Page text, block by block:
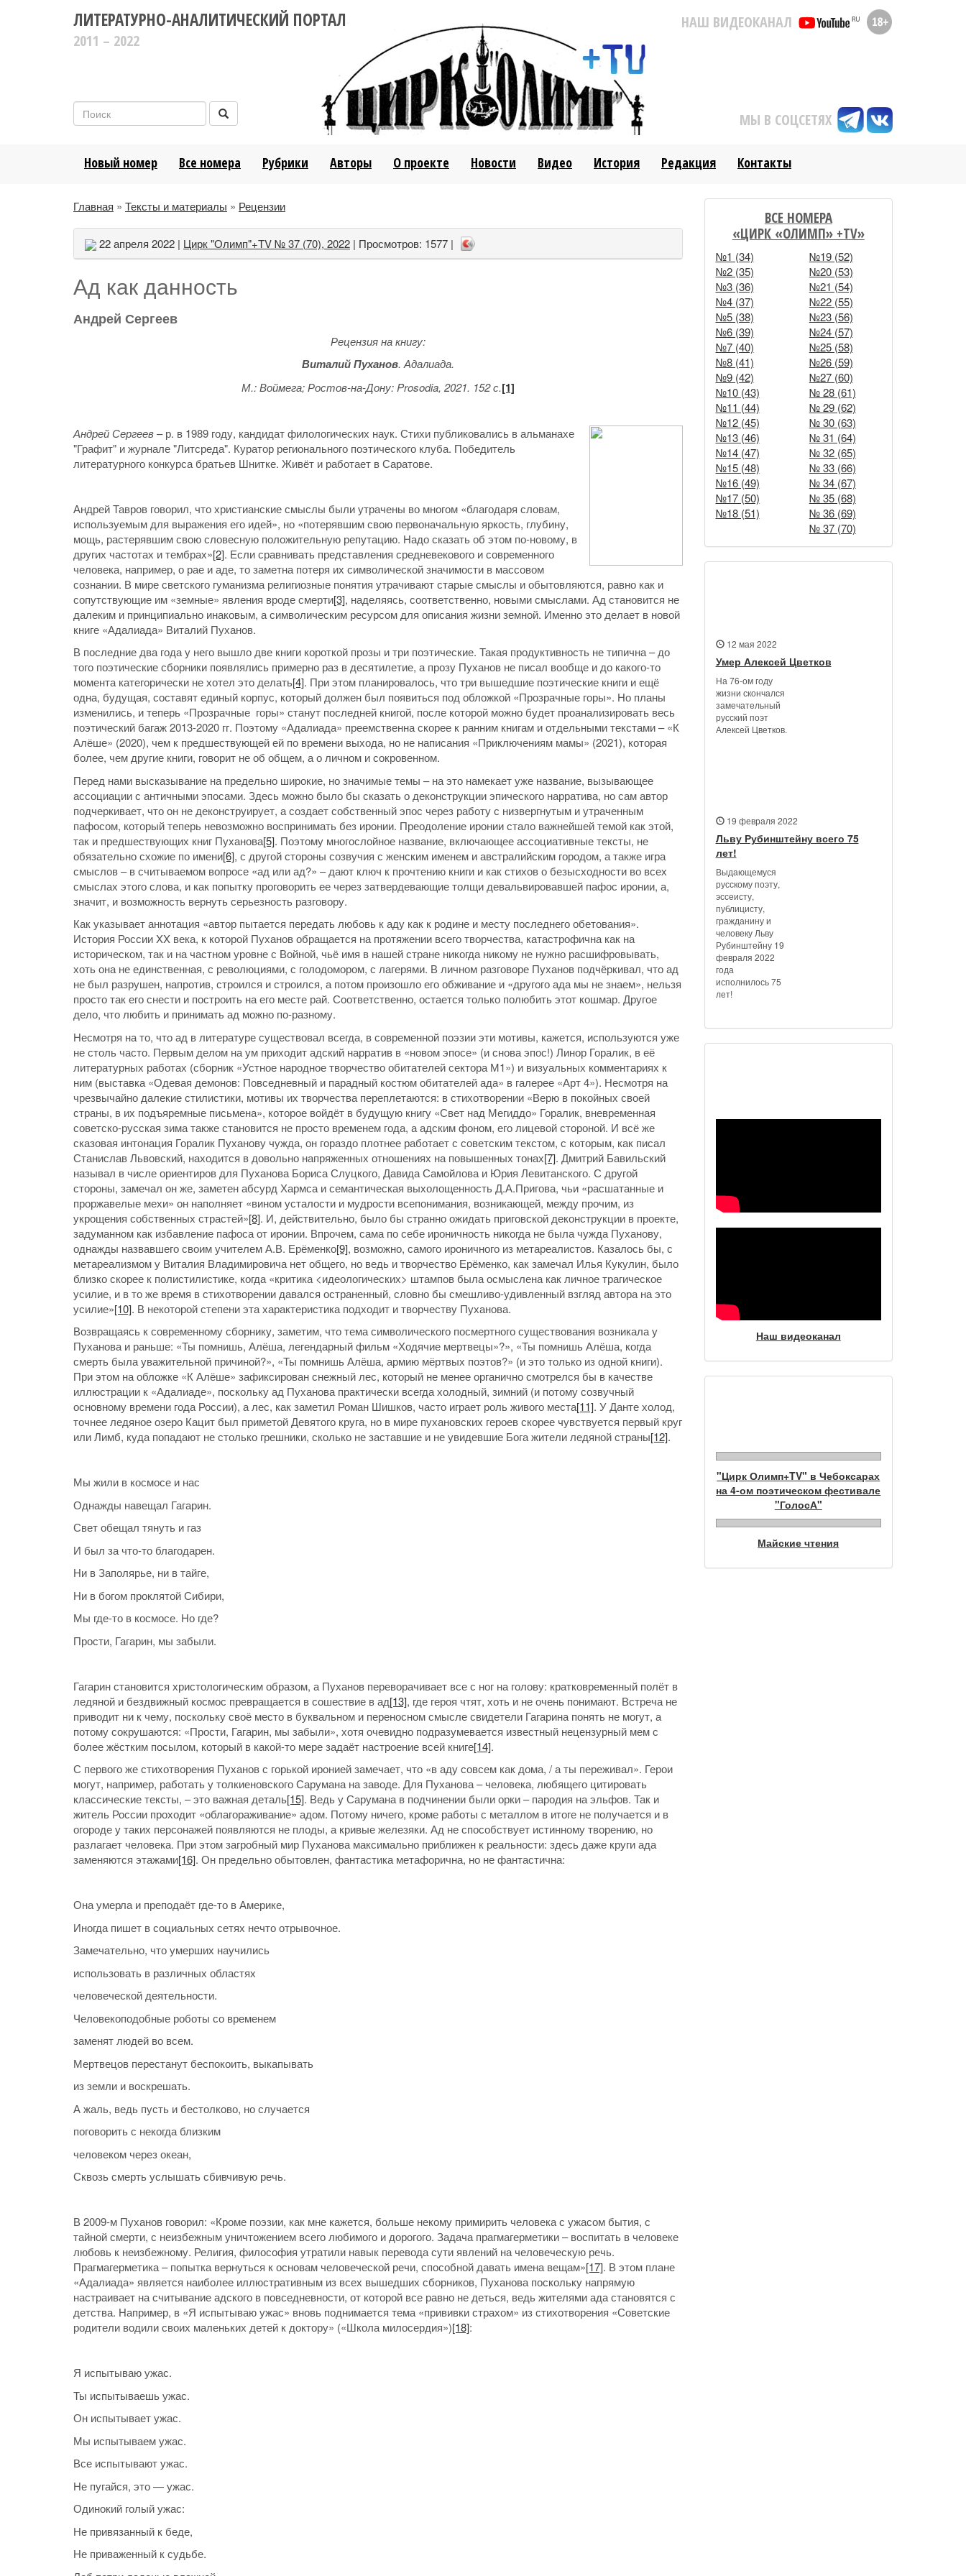
ЛИТЕРАТУРНО-АНАЛИТИЧЕСКИЙ ПОРТАЛ
2011 – 2022
НАШ ВИДЕОКАНАЛ
МЫ В СОЦСЕТЯХ
Новый номер Все номера Рубрики Авторы О проекте Новости Видео История Редакция Контакты
Главная » Тексты и материалы » Рецензии
22 апреля 2022 | Цирк "Олимп"+TV № 37 (70), 2022 | Просмотров: 1577 |
Ад как данность
Андрей Сергеев
Рецензия на книгу:
Виталий Пуханов. Адалиада.
М.: Воймега; Ростов-на-Дону: Prosodia, 2021. 152 с.[1]
Андрей Сергеев– р. в 1989 году, кандидат филологических наук. Стихи публиковались в альманахе
"Графит" и журнале "Литсреда". Куратор регионального поэтического клуба. Победитель
литературного конкурса братьев Шнитке. Живёт и работает в Саратове.
Андрей Тавров говорил, что христианские смыслы были утрачены во многом «благодаря словам,
используемым для выражения его идей», но «потерявшим свою первоначальную яркость, глубину,
мощь, растерявшим свою словесную положительную репутацию. Надо сказать об этом по-новому, в
других частотах и тембрах»[2]. Если сравнивать представления средневекового и современного
человека, например, о рае и аде, то заметна потеря их символической значимости в массовом
сознании. В мире светского гуманизма религиозные понятия утрачивают старые смыслы и обытовляются, равно как и
сопутствующие им «земные» явления вроде смерти[3], наделяясь, соответственно, новыми смыслами. Ад становится не
далеким и принципиально инаковым, а символическим ресурсом для описания жизни земной. Именно это делает в новой
книге «Адалиада» Виталий Пуханов.
В последние два года у него вышло две книги короткой прозы и три поэтические. Такая продуктивность не типична – до
того поэтические сборники появлялись примерно раз в десятилетие, а прозу Пуханов не писал вообще и до какого-то
момента категорически не хотел это делать[4]. При этом планировалось, что три вышедшие поэтические книги и ещё
одна, будущая, составят единый корпус, который должен был появиться под обложкой «Прозрачные горы». Но планы
изменились, и теперь «Прозрачные горы» станут последней книгой, после которой можно будет проанализировать весь
поэтический багаж 2013-2020 гг. Поэтому «Адалиада» преемственна скорее к ранним книгам и отдельными текстами – «К
Алёше» (2020), чем к предшествующей ей по времени выхода, но не написания «Приключениям мамы» (2021), которая
более, чем другие книги, говорит не об общем, а о личном и сокровенном.
Перед нами высказывание на предельно широкие, но значимые темы – на это намекает уже название, вызывающее
ассоциации с античными эпосами. Здесь можно было бы сказать о деконструкции эпического нарратива, но сам автор
подчеркивает, что он не деконструирует, а создает собственный эпос через работу с низвергнутым и утраченным
пафосом, который теперь невозможно воспринимать без иронии. Преодоление иронии стало важнейшей темой как этой,
так и предшествующих книг Пуханова[5]. Поэтому многослойное название, включающее ассоциативные тексты, не
обязательно схожие по имени[6], с другой стороны созвучия с женским именем и австралийским городом, а также игра
смыслов – в считываемом вопросе «ад или ад?» – дают ключ к прочтению книги и как стихов о безысходности во всех
смыслах этого слова, и как попытку проговорить ее через затвердевающие толщи девальвировавшей пафос иронии, а,
значит, и возможность вернуть серьезность разговору.
Как указывает аннотация «автор пытается передать любовь к аду как к родине и месту последнего обетования».
История России XX века, к которой Пуханов обращается на протяжении всего творчества, катастрофична как на
историческом, так и на частном уровне с Войной, чьё имя в нашей стране никогда никому не нужно расшифровывать,
хоть она не единственная, с революциями, с голодомором, с лагерями. В личном разговоре Пуханов подчёркивал, что ад
не был разрушен, напротив, строился и строился, а потом произошло его обживание и «другого ада мы не знаем», нельзя
просто так его снести и построить на его месте рай. Соответственно, остается только полюбить этот кошмар. Другое
дело, что любить и принимать ад можно по-разному.
Несмотря на то, что ад в литературе существовал всегда, в современной поэзии эти мотивы, кажется, используются уже
не столь часто. Первым делом на ум приходит адский нарратив в «новом эпосе» (и снова эпос!) Линор Горалик, в её
литературных работах (сборник «Устное народное творчество обитателей сектора М1») и визуальных комментариях к
ним (выставка «Одевая демонов: Повседневный и парадный костюм обитателей ада» в галерее «Арт 4»). Несмотря на
чрезвычайно далекие стилистики, мотивы их творчества переплетаются: в стихотворении «Верю в покойных своей
страны, в их подъяремные письмена», которое войдёт в будущую книгу «Свет над Мегиддо» Горалик, вневременная
советско-русская зима также становится не просто временем года, а адским фоном, его лицевой стороной. И всё же
сказовая интонация Горалик Пуханову чужда, он гораздо плотнее работает с советским текстом, с которым, как писал
Станислав Львовский, находится в довольно напряженных отношениях на повышенных тонах[7]. Дмитрий Бавильский
называл в числе ориентиров для Пуханова Бориса Слуцкого, Давида Самойлова и Юрия Левитанского. С другой
стороны, замечал он же, заметен абсурд Хармса и семантическая выхолощенность Д.А.Пригова, чьи «расшатанные и
проржавелые мехи» он наполняет «вином усталости и мудрости всепонимания, возникающей, между прочим, из
укрощения собственных страстей»[8]. И, действительно, было бы странно ожидать приговской деконструкции в проекте,
задуманном как избавление пафоса от иронии. Впрочем, сама по себе ироничность никогда не была чужда Пуханову,
однажды назвавшего своим учителем А.В. Ерёменко[9], возможно, самого ироничного из метареалистов. Казалось бы, с
метареализмом у Виталия Владимировича нет общего, но ведь и творчество Ерёменко, как замечал Илья Кукулин, было
близко скорее к полистилистике, когда «критика <идеологических> штампов была осмыслена как личное трагическое
усилие, и в то же время в стихотворении давался остраненный, словно бы смешливо-удивленный взгляд автора на это
усилие»[10]. В некоторой степени эта характеристика подходит и творчеству Пуханова.
Возвращаясь к современному сборнику, заметим, что тема символического посмертного существования возникала у
Пуханова и раньше: «Ты помнишь, Алёша, легендарный фильм «Ходячие мертвецы»?», «Ты помнишь Алёша, когда
смерть была уважительной причиной?», «Ты помнишь Алёша, армию мёртвых поэтов?» (и это только из одной книги).
При этом на обложке «К Алёше» зафиксирован снежный лес, который не менее органично смотрелся бы в качестве
иллюстрации к «Адалиаде», поскольку ад Пуханова практически всегда холодный, зимний (и потому созвучный
основному времени года России), а лес, как заметил Роман Шишков, часто играет роль живого места[11]. У Данте холод,
точнее ледяное озеро Кацит был приметой Девятого круга, но в мире пухановских героев скорее чувствуется первый круг
или Лимб, куда попадают не столько грешники, сколько не заставшие и не увидевшие Бога жители ледяной страны[12].
Мы жили в космосе и нас
Однажды навещал Гагарин.
Свет обещал тянуть и газ
И был за что-то благодарен.
Ни в Заполярье, ни в тайге,
Ни в богом проклятой Сибири,
Мы где-то в космосе. Но где?
Прости, Гагарин, мы забыли.
Гагарин становится христологическим образом, а Пуханов переворачивает все с ног на голову: кратковременный полёт в
ледяной и бездвижный космос превращается в сошествие в ад[13], где героя чтят, хоть и не очень понимают. Встреча не
приводит ни к чему, поскольку своё место в буквальном и переносном смысле свидетели Гагарина понять не могут, а
потому сокрушаются: «Прости, Гагарин, мы забыли», хотя очевидно подразумевается известный нецензурный мем с
более жёстким посылом, который в какой-то мере задаёт настроение всей книге[14].
С первого же стихотворения Пуханов с горькой иронией замечает, что «в аду совсем как дома, / а ты переживал». Герои
могут, например, работать у толкиеновского Сарумана на заводе. Для Пуханова – человека, любящего цитировать
классические тексты, – это важная деталь[15]. Ведь у Сарумана в подчинении были орки – пародия на эльфов. Так и
житель России проходит «облагораживание» адом. Потому ничего, кроме работы с металлом в итоге не получается и в
огороде у таких персонажей появляются не плоды, а кривые железяки. Ад не способствует истинному творению, но
разлагает человека. При этом загробный мир Пуханова максимально приближен к реальности: здесь даже круги ада
заменяются этажами[16]. Он предельно обытовлен, фантастика метафорична, но не фантастична:
Она умерла и преподаёт где-то в Америке,
Иногда пишет в социальных сетях нечто отрывочное.
Замечательно, что умерших научились
использовать в различных областях
человеческой деятельности.
Человекоподобные роботы со временем
заменят людей во всем.
Мертвецов перестанут беспокоить, выкапывать
из земли и воскрешать.
А жаль, ведь пусть и бестолково, но случается
поговорить с некогда близким
человеком через океан,
Сквозь смерть услышать сбивчивую речь.
В 2009-м Пуханов говорил: «Кроме поэзии, как мне кажется, больше некому примирить человека с ужасом бытия, с
тайной смерти, с неизбежным уничтожением всего любимого и дорогого. Задача прагмагерметики – воспитать в человеке
любовь к неизбежному. Религия, философия утратили навык перевода сути явлений на человеческую речь.
Прагмагерметика – попытка вернуться к основам человеческой речи, способной давать имена вещам»[17]. В этом плане
«Адалиада» является наиболее иллюстративным из всех вышедших сборников, Пуханова поскольку напрямую
настраивает на считывание адского в повседневности, от которой все равно не деться, ведь жителями ада становятся с
детства. Например, в «Я испытываю ужас» вновь поднимается тема «прививки страхом» из стихотворения «Советские
родители водили своих маленьких детей к доктору» («Школа милосердия»)[18]:
Я испытываю ужас.
Ты испытываешь ужас.
Он испытывает ужас.
Мы испытываем ужас.
Все испытывают ужас.
Не пугайся, это — ужас.
Одинокий голый ужас:
Не привязанный к беде,
Не приваженный к судьбе.
ВСЕ НОМЕРА
«ЦИРК «ОЛИМП» +TV»
№1 (34)
№2 (35)
№3 (36)
№4 (37)
№5 (38)
№6 (39)
№7 (40)
№8 (41)
№9 (42)
№10 (43)
№11 (44)
№12 (45)
№13 (46)
№14 (47)
№15 (48)
№16 (49)
№17 (50)
№18 (51)
№19 (52)
№20 (53)
№21 (54)
№22 (55)
№23 (56)
№24 (57)
№25 (58)
№26 (59)
№27 (60)
№ 28 (61)
№ 29 (62)
№ 30 (63)
№ 31 (64)
№ 32 (65)
№ 33 (66)
№ 34 (67)
№ 35 (68)
№ 36 (69)
№ 37 (70)
12 мая 2022
Умер Алексей Цветков
На 76-ом году
жизни скончался
замечательный
русский поэт
Алексей Цветков.
19 февраля 2022
Льву Рубинштейну всего 75
лет!
Выдающемуся
русскому поэту,
эссеисту,
публицисту,
гражданину и
человеку Льву
Рубинштейну 19
февраля 2022
года
исполнилось 75
лет!
Наш видеоканал
"Цирк Олимп+TV" в Чебоксарах
на 4-ом поэтическом фестивале
"ГолосА"
Майские чтения